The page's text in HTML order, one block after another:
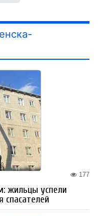
177
жильцы успели
спасателей